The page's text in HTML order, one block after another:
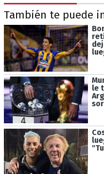
También te puede
le